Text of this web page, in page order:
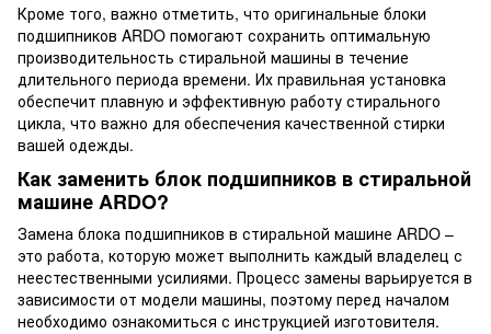
Кроме того, важно отметить, что оригинальные блоки
подшипников ARDO помогают сохранить оптимальную
производительность стиральной машины в течение
длительного периода времени. Их правильная установка
обеспечит плавную и эффективную работу стирального
цикла, что важно для обеспечения качественной стирки
вашей одежды.
Как заменить блок подшипников в стиральной
машине ARDO?
Замена блока подшипников в стиральной машине ARDO –
это работа, которую может выполнить каждый владелец с
неестественными усилиями. Процесс замены варьируется в
зависимости от модели машины, поэтому перед началом
необходимо ознакомиться с инструкцией изготовителя.